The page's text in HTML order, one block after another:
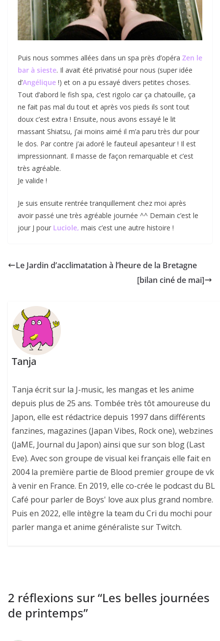
Puis nous sommes allées dans un spa près d’opéra Zen le
bar à sieste. Il avait été privatisé pour nous (super idée
d’Angélique !) et on a pu essayé divers petites choses.
Tout d’abord le fish spa, c’est rigolo car ça chatouille, ça
ne fait pas mal du tout et après vos pieds ils sont tout
doux c’est extra ! Ensuite, nous avons essayé le lit
massant Shiatsu, j’ai moins aimé il m’a paru très dur pour
le dos. Par contre j’ai adoré le fauteuil apesanteur ! Il est
impressionnant. Il masse de façon remarquable et c’est
très agréable.
Je valide !
Je suis ensuite rentrée tranquillement chez moi après
avoir passé une très agréable journée ^^ Demain c’est le
jour J pour Luciole, mais c’est une autre histoire !
Le Jardin d’acclimatation à l’heure de la Bretagne
[bilan ciné de mai]
Tanja
Tanja écrit sur la J-music, les mangas et les anime
depuis plus de 25 ans. Tombée très tôt amoureuse du
Japon, elle est rédactrice depuis 1997 dans différents
fanzines, magazines (Japan Vibes, Rock one), webzines
(JaME, Journal du Japon) ainsi que sur son blog (Last
Eve). Avec son groupe de visual kei français elle fait en
2004 la première partie de Blood premier groupe de vk
à venir en France. En 2019, elle co-crée le podcast du BL
Café pour parler de Boys' love aux plus grand nombre.
Puis en 2022, elle intègre la team du Cri du mochi pour
parler manga et anime généraliste sur Twitch.
2 réflexions sur “Les belles journées
de printemps”